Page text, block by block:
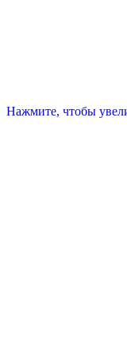
Нажмите, чтобы